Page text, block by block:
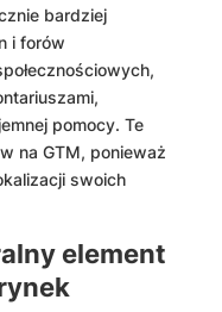
bardziej
i forów
pomocy. Te
na GTM, ponieważ
swoich
element